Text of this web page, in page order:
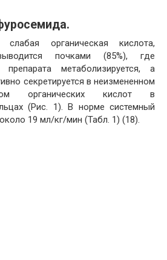
органическая кислота,
почками (85%), где
метаболизируется, а
секретируется в неизмененном
органических кислот в
(Рис. 1). В норме системный
19 мл/кг/мин (Табл. 1) (18).